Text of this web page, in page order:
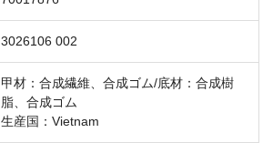
3026106 002
甲材：合成繊維、合成ゴム/底材：合成樹
脂、合成ゴム
生産国：Vietnam